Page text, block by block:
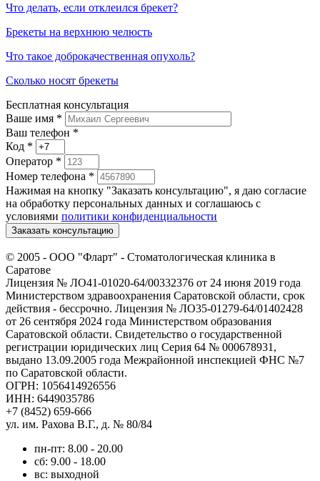
Что делать, если отклеился брекет?
Брекеты на верхнюю челюсть
Что такое доброкачественная опухоль?
Сколько носят брекеты
Бесплатная консультация
Ваше имя *
Ваш телефон *
Код *
Оператор *
Номер телефона *
Нажимая на кнопку "Заказать консультацию", я даю согласие
на обработку персональных данных и соглашаюсь c
условиями политики конфиденциальности
Заказать консультацию
© 2005 - ООО "Фларт" - Стоматологическая клиника в
Саратове
Лицензия № ЛО41-01020-64/00332376 от 24 июня 2019 года
Министерством здравоохранения Саратовской области, срок
действия - бессрочно. Лицензия № ЛО35-01279-64/01402428
от 26 сентября 2024 года Министерством образования
Саратовской области. Свидетельство о государственной
регистрации юридических лиц Серия 64 № 000678931,
выдано 13.09.2005 года Межрайонной инспекцией ФНС №7
по Саратовской области.
ОГРН: 1056414926556
ИНН: 6449035786
+7 (8452) 659-666
ул. им. Рахова В.Г., д. № 80/84
пн-пт: 8.00 - 20.00
сб: 9.00 - 18.00
вс: выходной